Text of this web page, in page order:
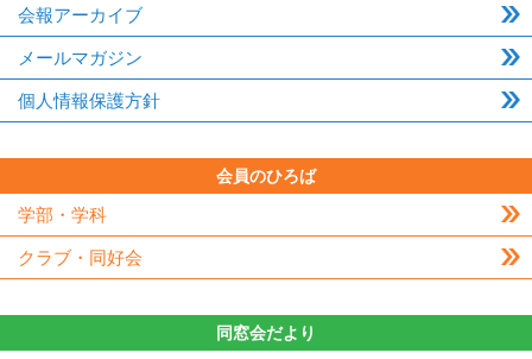
会報アーカイブ
メールマガジン
個人情報保護方針
会員のひろば
学部・学科
クラブ・同好会
同窓会だより